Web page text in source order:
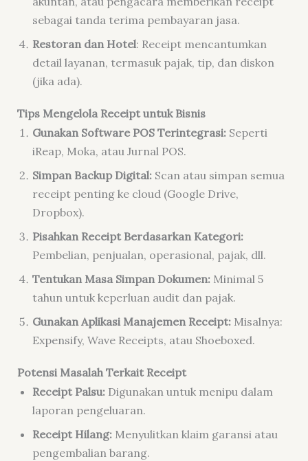
sebagai tanda terima pembayaran jasa.
Restoran dan Hotel: Receipt mencantumkan
detail layanan, termasuk pajak, tip, dan diskon
(jika ada).
Tips Mengelola Receipt untuk Bisnis
Gunakan Software POS Terintegrasi: Seperti
iReap, Moka, atau Jurnal POS.
Simpan Backup Digital: Scan atau simpan semua
receipt penting ke cloud (Google Drive,
Dropbox).
Pisahkan Receipt Berdasarkan Kategori:
Pembelian, penjualan, operasional, pajak, dll.
Tentukan Masa Simpan Dokumen: Minimal 5
tahun untuk keperluan audit dan pajak.
Gunakan Aplikasi Manajemen Receipt: Misalnya:
Expensify, Wave Receipts, atau Shoeboxed.
Potensi Masalah Terkait Receipt
Receipt Palsu: Digunakan untuk menipu dalam
laporan pengeluaran.
Receipt Hilang: Menyulitkan klaim garansi atau
pengembalian barang.